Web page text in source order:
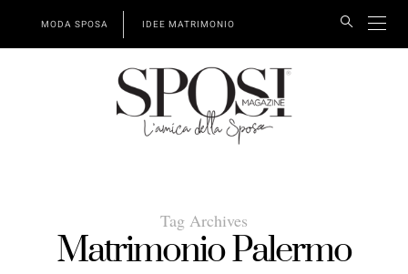
MODA SPOSA IDEE MATRIMONIO
Tag Archives
Matrimonio Palermo